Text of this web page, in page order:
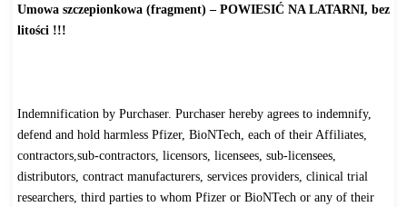
Umowa szczepionkowa (fragment) – POWIESIĆ NA LATARNI, bez
litości !!!
Indemnification by Purchaser. Purchaser hereby agrees to indemnify,
defend and hold harmless Pfizer, BioNTech, each of their Affiliates,
contractors,sub-contractors, licensors, licensees, sub-licensees,
distributors, contract manufacturers, services providers, clinical trial
researchers, third parties to whom Pfizer or BioNTech or any of their